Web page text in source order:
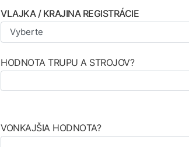
VLAJKA / KRAJINA REGISTRÁCIE
HODNOTA TRUPU A STROJOV?
VONKAJŠIA HODNOTA?